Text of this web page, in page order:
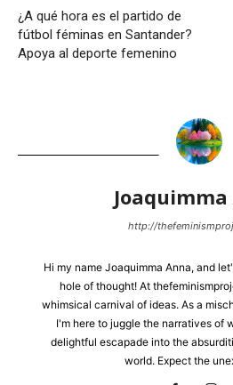
¿A qué hora es el partido de
fútbol féminas en Santander?
Apoya al deporte femenino
http://
Hi my name Joaquimma Anna, and
hole of thought! At
whimsical carnival of ideas. As a
I'm here to juggle the narratives of
delightful escapade into the
world. Expect the